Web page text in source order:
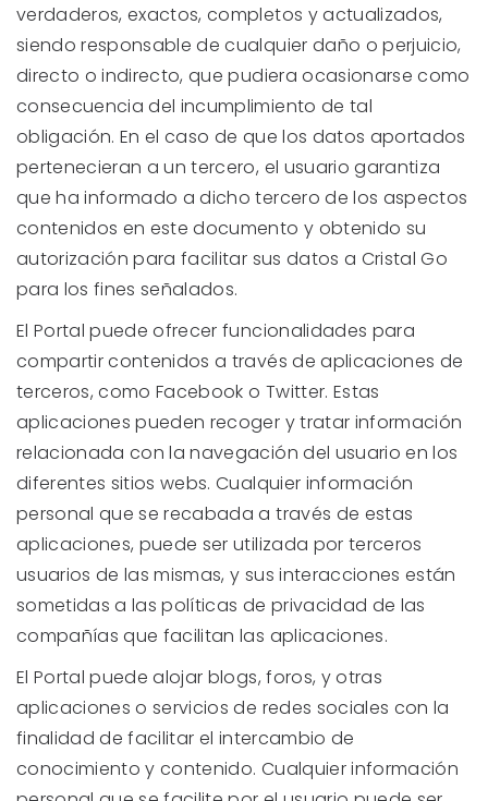
verdaderos, exactos, completos y actualizados,
siendo responsable de cualquier daño o perjuicio,
directo o indirecto, que pudiera ocasionarse como
consecuencia del incumplimiento de tal
obligación. En el caso de que los datos aportados
pertenecieran a un tercero, el usuario garantiza
que ha informado a dicho tercero de los aspectos
contenidos en este documento y obtenido su
autorización para facilitar sus datos a Cristal Go
para los fines señalados.
El Portal puede ofrecer funcionalidades para
compartir contenidos a través de aplicaciones de
terceros, como Facebook o Twitter. Estas
aplicaciones pueden recoger y tratar información
relacionada con la navegación del usuario en los
diferentes sitios webs. Cualquier información
personal que se recabada a través de estas
aplicaciones, puede ser utilizada por terceros
usuarios de las mismas, y sus interacciones están
sometidas a las políticas de privacidad de las
compañías que facilitan las aplicaciones.
El Portal puede alojar blogs, foros, y otras
aplicaciones o servicios de redes sociales con la
finalidad de facilitar el intercambio de
conocimiento y contenido. Cualquier información